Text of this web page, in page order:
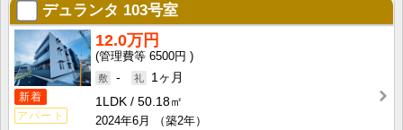
デュランタ 103号室
新着
アパート
12.0万円
6500円
-
1ヶ月
1LDK
50.18㎡
2024年6月
（築2年）